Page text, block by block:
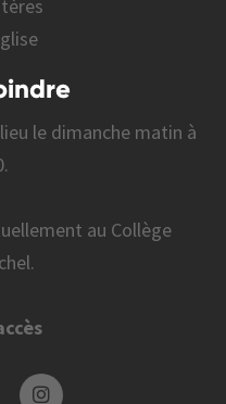
le dimanche matin à
au Collège